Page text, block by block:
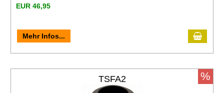
EUR 46,95
Mehr Infos...
TSFA2 %